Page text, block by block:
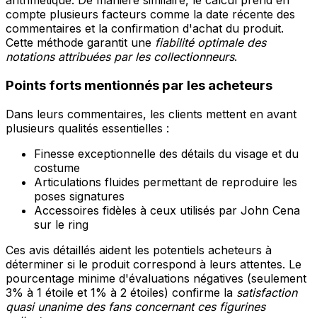
compte plusieurs facteurs comme la date récente des
commentaires et la confirmation d'achat du produit.
Cette méthode garantit une fiabilité optimale des
notations attribuées par les collectionneurs.
Points forts mentionnés par les acheteurs
Dans leurs commentaires, les clients mettent en avant
plusieurs qualités essentielles :
Finesse exceptionnelle des détails du visage et du
costume
Articulations fluides permettant de reproduire les
poses signatures
Accessoires fidèles à ceux utilisés par John Cena
sur le ring
Ces avis détaillés aident les potentiels acheteurs à
déterminer si le produit correspond à leurs attentes. Le
pourcentage minime d'évaluations négatives (seulement
3% à 1 étoile et 1% à 2 étoiles) confirme la satisfaction
quasi unanime des fans concernant ces figurines